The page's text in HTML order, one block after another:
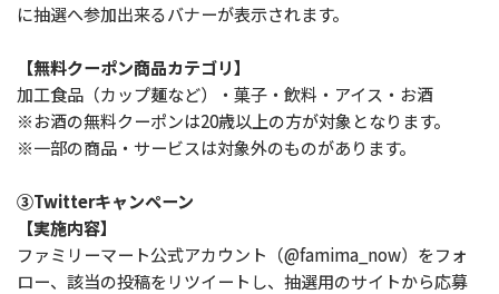
に抽選へ参加出来るバナーが表示されます。
【無料クーポン商品カテゴリ】
加工食品（カップ麺など）・菓子・飲料・アイス・お酒
※お酒の無料クーポンは20歳以上の方が対象となります。
※一部の商品・サービスは対象外のものがあります。
③Twitterキャンペーン
【実施内容】
ファミリーマート公式アカウント（@famima_now）をフォ
ロー、該当の投稿をリツイートし、抽選用のサイトから応募